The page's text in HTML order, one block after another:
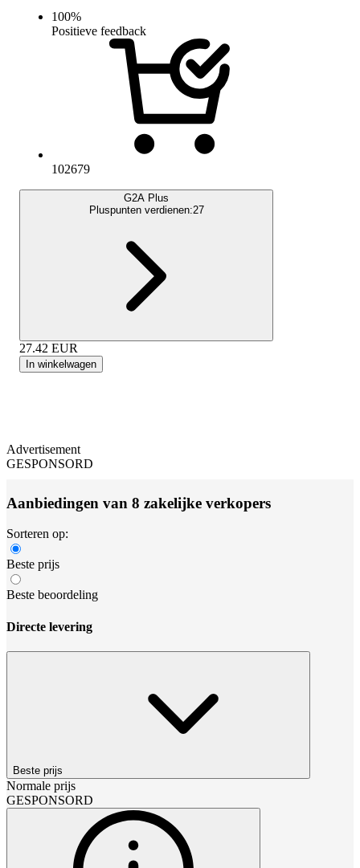
100%
Positieve feedback
102679
G2A Plus
Pluspunten verdienen:27
27.42 EUR
In winkelwagen
Advertisement
GESPONSORD
Aanbiedingen van 8 zakelijke verkopers
Sorteren op:
Beste prijs
Beste beoordeling
Directe levering
Beste prijs
Normale prijs
GESPONSORD